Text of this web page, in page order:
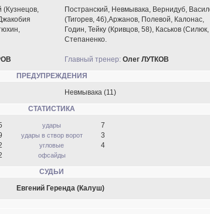
(Кузнецов,
Постранский, Невмывака, Вернидуб,
(Тигорев, 46),Аржанов, Полевой, Калонас,
Годин, Тейку (Кривцов, 58), Каськов
Степаненко.
Главный тренер: Олег ЛУТКОВ
ПРЕДУПРЕЖДЕНИЯ
Невмывака (11)
СТАТИСТИКА
удары
удары в створ ворот
угловые
офсайды
7
3
4
СУДЬИ
Евгений Геренда (Калуш)